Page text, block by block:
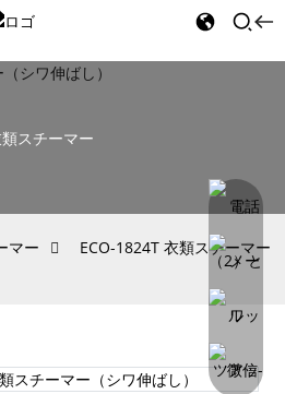
スチーマー
マー
ECO-1824T 衣類スチーマー